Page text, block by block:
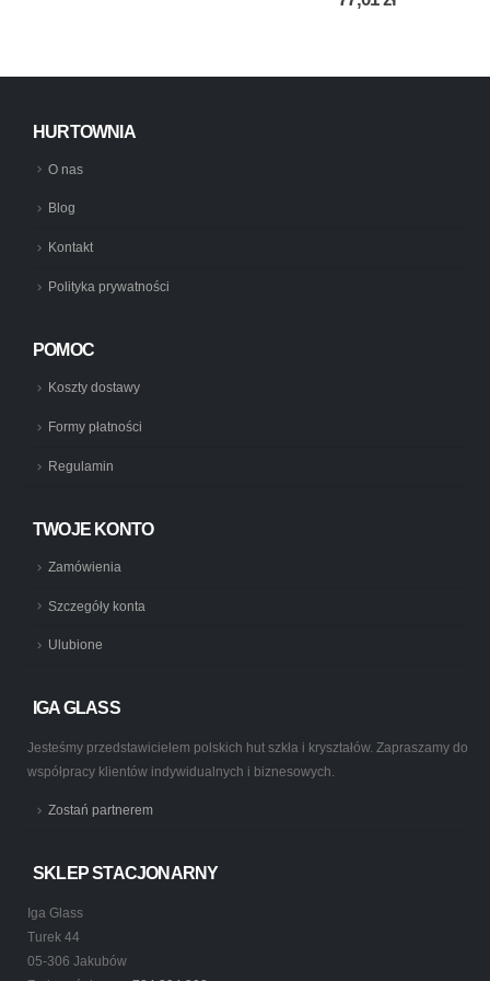
HURTOWNIA
O nas
Blog
Kontakt
Polityka prywatności
POMOC
Koszty dostawy
Formy płatności
Regulamin
TWOJE KONTO
Zamówienia
Szczegóły konta
Ulubione
IGA GLASS
Jesteśmy przedstawicielem polskich hut szkła i kryształów. Zapraszamy do
współpracy klientów indywidualnych i biznesowych.
Zostań partnerem
SKLEP STACJONARNY
Iga Glass
Turek 44
05-306 Jakubów